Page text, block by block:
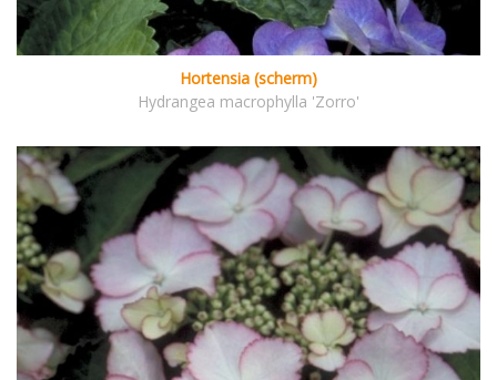
Hortensia (scherm)
Hydrangea macrophylla 'Zorro'